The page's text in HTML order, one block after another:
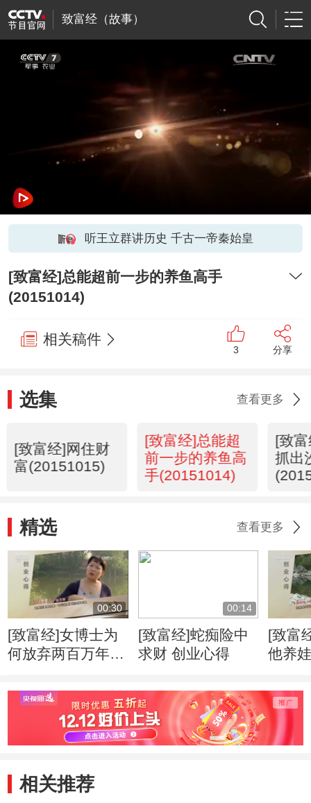
致富经（故事）
听王立群讲历史 千古一帝秦始皇
[致富经]总能超前一步的养鱼高手
(20151014)
相关稿件
3 分享
选集 查看更多
[致富经]网住财
富(20151015)
[致富经]总能超
前一步的养鱼高
手(20151014)
[致
抓出
精选 查看更多
00:30
[致富经]女博士为
何放弃两百万年薪
00:14
[致富经]蛇痴险中
求财 创业心得
[致富
他养
相关推荐